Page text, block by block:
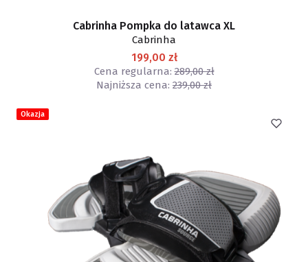
Cabrinha Pompka do latawca XL
Cabrinha
199,00 zł
Cena regularna: 289,00 zł
Najniższa cena: 239,00 zł
Okazja